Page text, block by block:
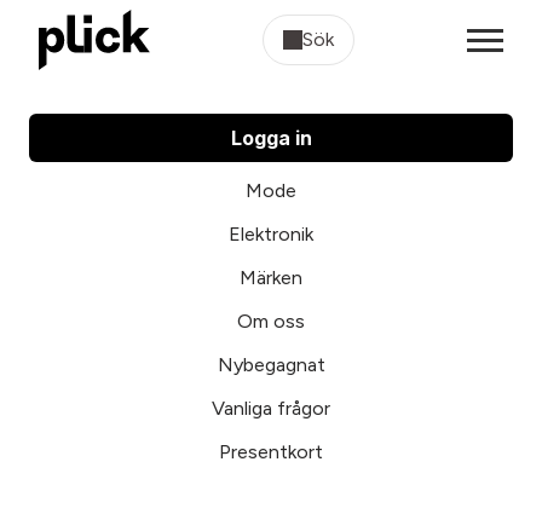
Sök
Logga in
Mode
Elektronik
Märken
Om oss
Nybegagnat
Vanliga frågor
Presentkort